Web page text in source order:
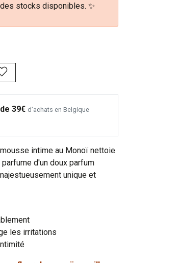
stocks disponibles. ✨
39€ d’achats en Belgique
intime au Monoï nettoie
d'un doux parfum
unique et
les irritations